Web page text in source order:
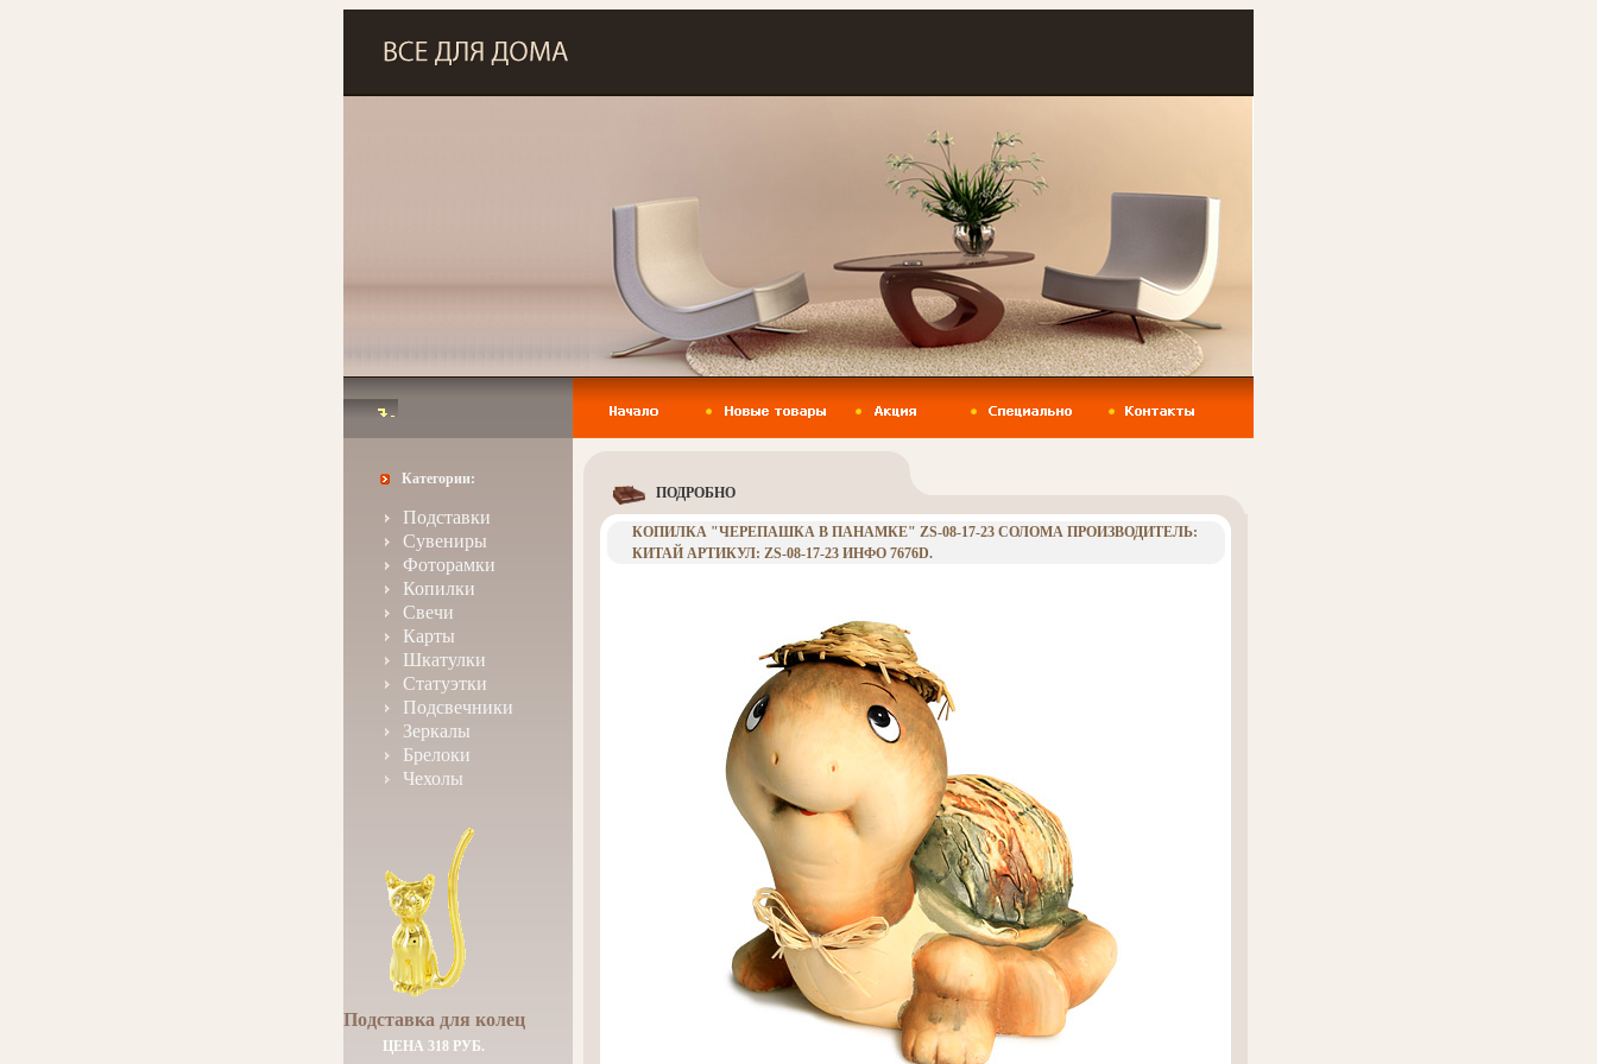
Категории:
Подставки
Сувениры
Фоторамки
Копилки
Свечи
Карты
Шкатулки
Статуэтки
Подсвечники
Зеркалы
Брелоки
Чехолы
Подставка для колец
ЦЕНА 318 РУБ.
ПОДРОБНО
КОПИЛКА "ЧЕРЕПАШКА В ПАНАМКЕ" ZS-08-17-23 СОЛОМА ПРОИЗВОДИТЕЛЬ:
КИТАЙ АРТИКУЛ: ZS-08-17-23 ИНФО 7676D.